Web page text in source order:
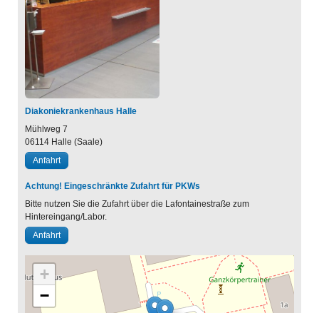
Diakoniekrankenhaus Halle
Mühlweg 7
06114 Halle (Saale)
Anfahrt
Achtung! Eingeschränkte Zufahrt für PKWs
Bitte nutzen Sie die Zufahrt über die Lafontainestraße zum
Hintereingang/Labor.
Anfahrt
+
−